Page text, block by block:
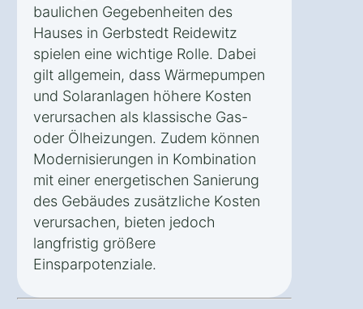
baulichen Gegebenheiten des
Hauses in Gerbstedt Reidewitz
spielen eine wichtige Rolle. Dabei
gilt allgemein, dass Wärmepumpen
und Solaranlagen höhere Kosten
verursachen als klassische Gas-
oder Ölheizungen. Zudem können
Modernisierungen in Kombination
mit einer energetischen Sanierung
des Gebäudes zusätzliche Kosten
verursachen, bieten jedoch
langfristig größere
Einsparpotenziale.